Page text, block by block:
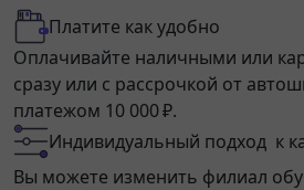
Платите как удобно
Оплачивайте наличными или
сразу или с рассрочкой от
платежом 10 000 ₽.
Индивидуальный подход к
Вы можете изменить филиал